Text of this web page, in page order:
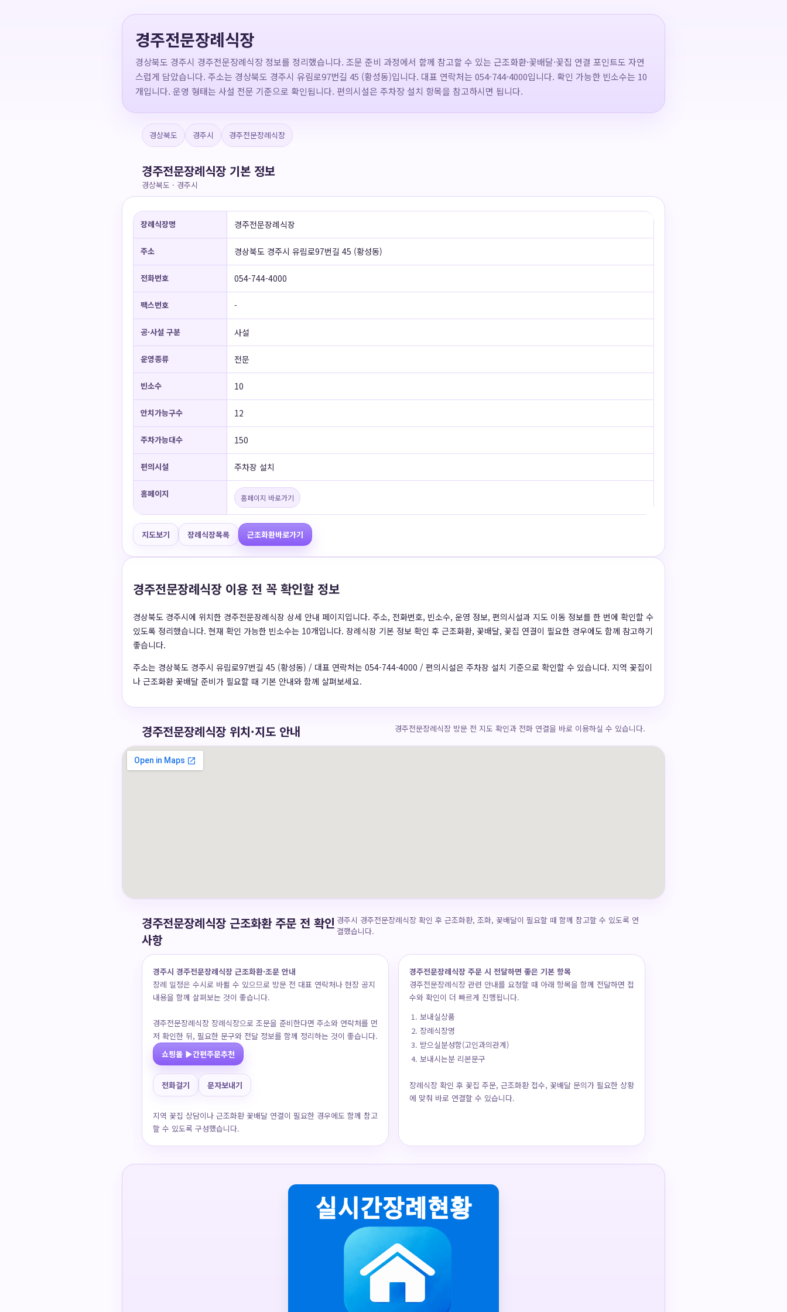
경주전문장례식장
경상북도 경주시 경주전문장례식장 정보를 정리했습니다. 조문 준비 과정에서 함께 참고할 수 있는 근조화환·꽃배달·꽃집 연결 포인트도 자연
스럽게 담았습니다. 주소는 경상북도 경주시 유림로97번길 45 (황성동)입니다. 대표 연락처는 054-744-4000입니다. 확인 가능한 빈소수는 10
개입니다. 운영 형태는 사설 전문 기준으로 확인됩니다. 편의시설은 주차장 설치 항목을 참고하시면 됩니다.
경상북도 경주시 경주전문장례식장
경주전문장례식장 기본 정보
경상북도 · 경주시
장례식장명 경주전문장례식장
주소 경상북도 경주시 유림로97번길 45 (황성동)
전화번호 054-744-4000
팩스번호 -
공·사설 구분 사설
운영종류 전문
빈소수 10
안치가능구수 12
주차가능대수 150
편의시설 주차장 설치
홈페이지 홈페이지 바로가기
지도보기 장례식장목록 근조화환바로가기
경주전문장례식장 이용 전 꼭 확인할 정보
경상북도 경주시에 위치한 경주전문장례식장 상세 안내 페이지입니다. 주소, 전화번호, 빈소수, 운영 정보, 편의시설과 지도 이동 정보를 한 번에 확인할 수
있도록 정리했습니다. 현재 확인 가능한 빈소수는 10개입니다. 장례식장 기본 정보 확인 후 근조화환, 꽃배달, 꽃집 연결이 필요한 경우에도 함께 참고하기
좋습니다.
주소는 경상북도 경주시 유림로97번길 45 (황성동) / 대표 연락처는 054-744-4000 / 편의시설은 주차장 설치 기준으로 확인할 수 있습니다. 지역 꽃집이
나 근조화환 꽃배달 준비가 필요할 때 기본 안내와 함께 살펴보세요.
경주전문장례식장 위치·지도 안내 경주전문장례식장 방문 전 지도 확인과 전화 연결을 바로 이용하실 수 있습니다.
경주전문장례식장 근조화환 주문 전 확인
사항
경주시 경주전문장례식장 확인 후 근조화환, 조화, 꽃배달이 필요할 때 함께 참고할 수 있도록 연
결했습니다.
경주시 경주전문장례식장 근조화환·조문 안내
장례 일정은 수시로 바뀔 수 있으므로 방문 전 대표 연락처나 현장 공지
내용을 함께 살펴보는 것이 좋습니다.
경주전문장례식장 장례식장으로 조문을 준비한다면 주소와 연락처를 먼
저 확인한 뒤, 필요한 문구와 전달 정보를 함께 정리하는 것이 좋습니다.
쇼핑몰 ▶간편주문추천
전화걸기 문자보내기
지역 꽃집 상담이나 근조화환 꽃배달 연결이 필요한 경우에도 함께 참고
할 수 있도록 구성했습니다.
경주전문장례식장 주문 시 전달하면 좋은 기본 항목
경주전문장례식장 관련 안내를 요청할 때 아래 항목을 함께 전달하면 접
수와 확인이 더 빠르게 진행됩니다.
보내실상품
장례식장명
받으실분성함(고인과의관계)
보내시는분 리본문구
장례식장 확인 후 꽃집 주문, 근조화환 접수, 꽃배달 문의가 필요한 상황
에 맞춰 바로 연결할 수 있습니다.